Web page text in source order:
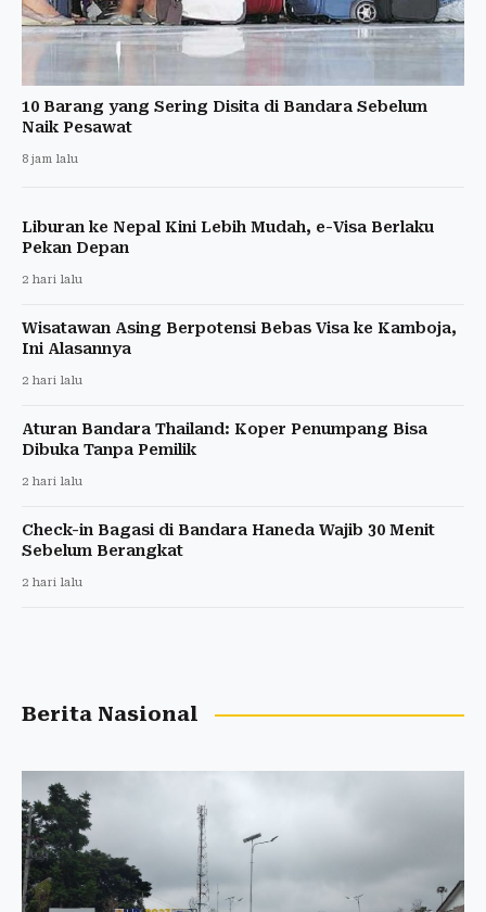
10 Barang yang Sering Disita di Bandara Sebelum
Naik Pesawat
8 jam lalu
Liburan ke Nepal Kini Lebih Mudah, e-Visa Berlaku
Pekan Depan
2 hari lalu
Wisatawan Asing Berpotensi Bebas Visa ke Kamboja,
Ini Alasannya
2 hari lalu
Aturan Bandara Thailand: Koper Penumpang Bisa
Dibuka Tanpa Pemilik
2 hari lalu
Check-in Bagasi di Bandara Haneda Wajib 30 Menit
Sebelum Berangkat
2 hari lalu
Berita Nasional